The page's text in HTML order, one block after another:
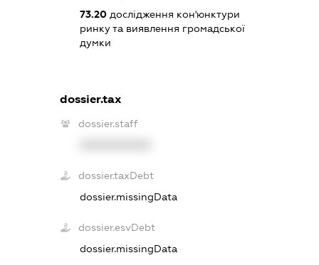
73.20 дослідження кон'юнктури
ринку та виявлення громадської
думки
dossier.tax
dossier.staff
dossier.taxDebt
dossier.missingData
dossier.esvDebt
dossier.missingData